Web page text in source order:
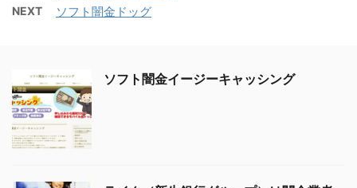
NEXT ソフト闇金ドッグ
ソフト闇金イージーキャッシング